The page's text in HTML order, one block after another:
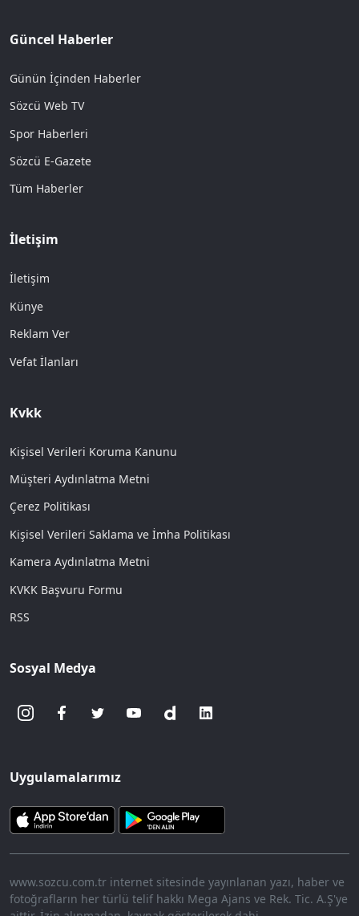
Güncel Haberler
Günün İçinden Haberler
Sözcü Web TV
Spor Haberleri
Sözcü E-Gazete
Tüm Haberler
İletişim
İletişim
Künye
Reklam Ver
Vefat İlanları
Kvkk
Kişisel Verileri Koruma Kanunu
Müşteri Aydınlatma Metni
Çerez Politikası
Kişisel Verileri Saklama ve İmha Politikası
Kamera Aydınlatma Metni
KVKK Başvuru Formu
RSS
Sosyal Medya
Uygulamalarımız
www.sozcu.com.tr internet sitesinde yayınlanan yazı, haber ve
fotoğrafların her türlü telif hakkı Mega Ajans ve Rek. Tic. A.Ş'ye